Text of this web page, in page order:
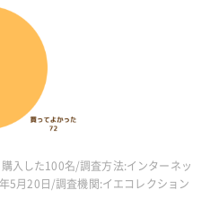
入した100名/調査方法:インターネッ
5月20日/調査機関:イエコレクション